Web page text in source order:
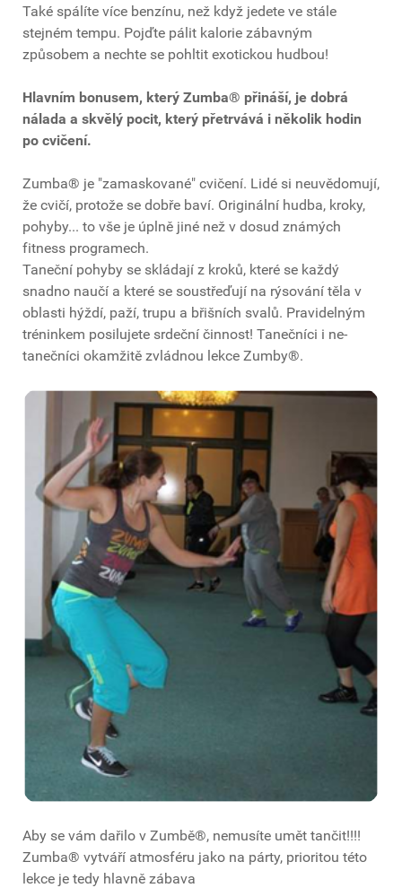
Také spálíte více benzínu, než když jedete ve stále
stejném tempu. Pojďte pálit kalorie zábavným
způsobem a nechte se pohltit exotickou hudbou!
Hlavním bonusem, který Zumba® přináší, je dobrá
nálada a skvělý pocit, který přetrvává i několik hodin
po cvičení.
Zumba® je "zamaskované" cvičení. Lidé si neuvědomují,
že cvičí, protože se dobře baví. Originální hudba, kroky,
pohyby... to vše je úplně jiné než v dosud známých
fitness programech.
Taneční pohyby se skládají z kroků, které se každý
snadno naučí a které se soustřeďují na rýsování těla v
oblasti hýždí, paží, trupu a břišních svalů. Pravidelným
tréninkem posilujete srdeční činnost! Tanečníci i ne-
tanečníci okamžitě zvládnou lekce Zumby®.
Aby se vám dařilo v Zumbě®, nemusíte umět tančit!!!!
Zumba® vytváří atmosféru jako na párty, prioritou této
lekce je tedy hlavně zábava